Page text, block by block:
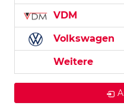
VDM
Volkswagen
Weitere